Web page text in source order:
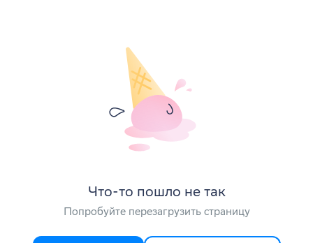
Что-то пошло не так
Попробуйте перезагрузить страницу